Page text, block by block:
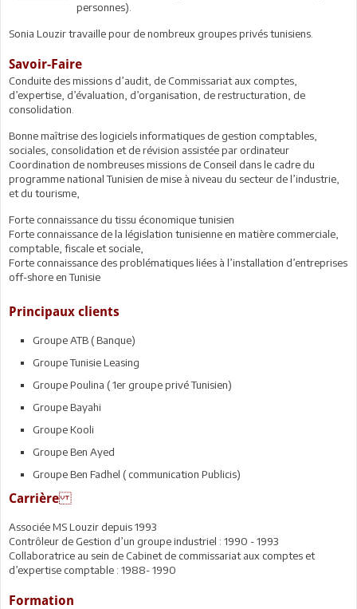
personnes).
Sonia Louzir travaille pour de nombreux groupes privés tunisiens.
Savoir-Faire
Conduite des missions d’audit, de Commissariat aux comptes,
d’expertise, d’évaluation, d’organisation, de restructuration, de
consolidation.
Bonne maîtrise des logiciels informatiques de gestion comptables,
sociales, consolidation et de révision assistée par ordinateur
Coordination de nombreuses missions de Conseil dans le cadre du
programme national Tunisien de mise à niveau du secteur de l’industrie,
et du tourisme,
Forte connaissance du tissu économique tunisien
Forte connaissance de la législation tunisienne en matière commerciale,
comptable, fiscale et sociale,
Forte connaissance des problématiques liées à l’installation d’entreprises
off-shore en Tunisie
Principaux clients
Groupe ATB ( Banque)
Groupe Tunisie Leasing
Groupe Poulina ( 1er groupe privé Tunisien)
Groupe Bayahi
Groupe Kooli
Groupe Ben Ayed
Groupe Ben Fadhel ( communication Publicis)
Carrière
Associée MS Louzir depuis 1993
Contrôleur de Gestion d’un groupe industriel : 1990 - 1993
Collaboratrice au sein de Cabinet de commissariat aux comptes et
d’expertise comptable : 1988- 1990
Formation